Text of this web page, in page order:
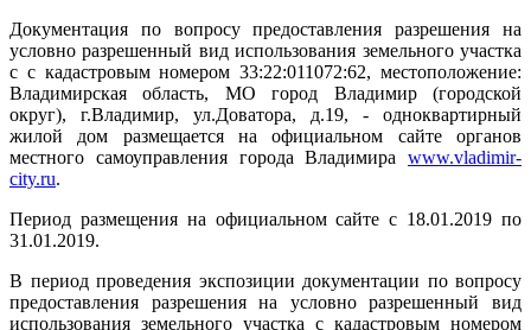
Документация по вопросу предоставления разрешения на
условно разрешенный вид использования земельного участка
с с кадастровым номером 33:22:011072:62, местоположение:
Владимирская область, МО город Владимир (городской
округ), г.Владимир, ул.Доватора, д.19, - одноквартирный
жилой дом размещается на официальном сайте органов
местного самоуправления города Владимира www.vladimir-
city.ru.
Период размещения на официальном сайте с 18.01.2019 по
31.01.2019.
В период проведения экспозиции документации по вопросу
предоставления разрешения на условно разрешенный вид
использования земельного участка с кадастровым номером